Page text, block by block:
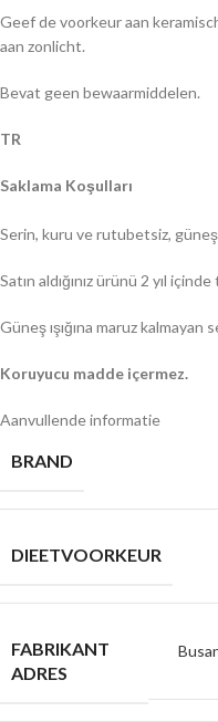
Geef de voorkeur aan
aan zonlicht.
Bevat geen bewaarmiddelen.
TR
Saklama Koşulları
Serin, kuru ve rutubetsiz, güneş
Satın aldığınız ürünü 2 yıl
Güneş ışığına maruz kalmayan
Koruyucu madde içermez.
Aanvullende informatie
BRAND
DIEETVOORKEUR
FABRIKANT
ADRES